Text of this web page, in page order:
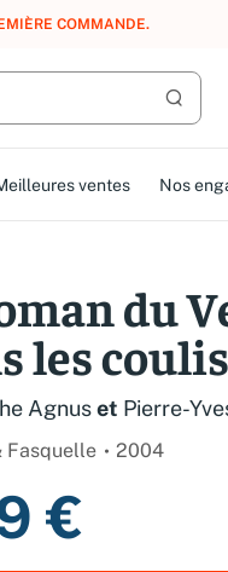
LE CLUB
Lancer
ventes Nos
du
les
Agnuset Pierre-
Fasquelle 2004
€